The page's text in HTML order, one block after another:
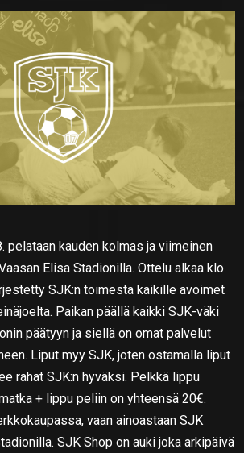
pelataan kauden kolmas ja viimeinen
Elisa Stadionilla. Ottelu alkaa klo
SJK:n toimesta kaikille avoimet
Paikan päällä kaikki SJK-väki
päätyyn ja siellä on omat palvelut
Liput myy SJK, joten ostamalla liput
rahat SJK:n hyväksi. Pelkkä lippu
+ lippu peliin on yhteensä 20€.
vaan ainoastaan SJK
SJK Shop on auki joka arkipäivä